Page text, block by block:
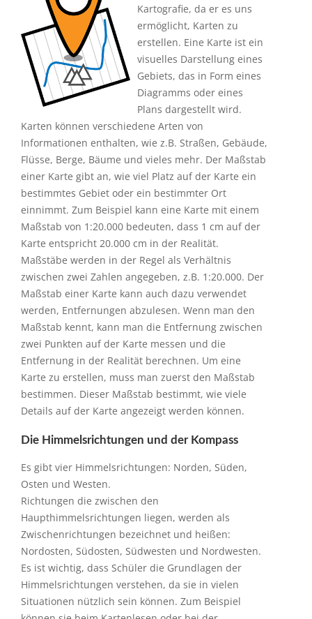
Kartografie, da er es uns
ermöglicht, Karten zu
erstellen. Eine Karte ist ein
visuelles Darstellung eines
Gebiets, das in Form eines
Diagramms oder eines
Plans dargestellt wird.
Karten können verschiedene Arten von
Informationen enthalten, wie z.B. Straßen, Gebäude,
Flüsse, Berge, Bäume und vieles mehr. Der Maßstab
einer Karte gibt an, wie viel Platz auf der Karte ein
bestimmtes Gebiet oder ein bestimmter Ort
einnimmt. Zum Beispiel kann eine Karte mit einem
Maßstab von 1:20.000 bedeuten, dass 1 cm auf der
Karte entspricht 20.000 cm in der Realität.
Maßstäbe werden in der Regel als Verhältnis
zwischen zwei Zahlen angegeben, z.B. 1:20.000. Der
Maßstab einer Karte kann auch dazu verwendet
werden, Entfernungen abzulesen. Wenn man den
Maßstab kennt, kann man die Entfernung zwischen
zwei Punkten auf der Karte messen und die
Entfernung in der Realität berechnen. Um eine
Karte zu erstellen, muss man zuerst den Maßstab
bestimmen. Dieser Maßstab bestimmt, wie viele
Details auf der Karte angezeigt werden können.
Die Himmelsrichtungen und der Kompass
Es gibt vier Himmelsrichtungen: Norden, Süden,
Osten und Westen.
Richtungen die zwischen den
Haupthimmelsrichtungen liegen, werden als
Zwischenrichtungen bezeichnet und heißen:
Nordosten, Südosten, Südwesten und Nordwesten.
Es ist wichtig, dass Schüler die Grundlagen der
Himmelsrichtungen verstehen, da sie in vielen
Situationen nützlich sein können. Zum Beispiel